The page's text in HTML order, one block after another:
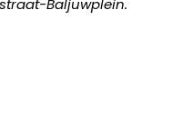
Baljuwplein.